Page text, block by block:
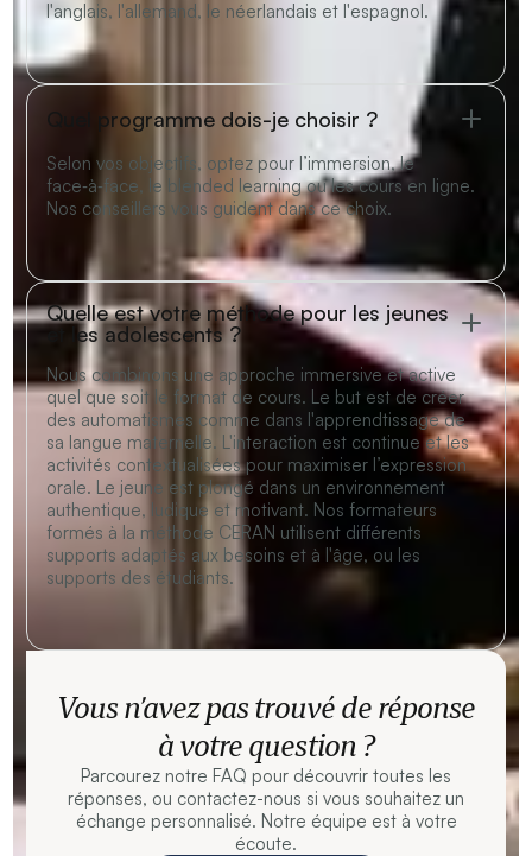
l'anglais, l'allemand, le néerlandais et l'espagnol.
Quel programme dois-je choisir ?
Selon vos objectifs, optez pour l’immersion, le
face‑à‑face, le blended learning ou les cours en ligne.
Nos conseillers vous guident dans ce choix.
Quelle est votre méthode pour les jeunes
et les adolescents ?
Nous combinons une approche immersive et active
quel que soit le format de cours. Le but est de créer
des automatismes comme dans l'apprendtissage de
sa langue maternelle. L'interaction est continue et les
activités contextualisées pour maximiser l’expression
orale. Le jeune est plongé dans un environnement
authentique, ludique et motivant. Nos formateurs
formés à la méthode CERAN utilisent différents
supports adaptés aux besoins et à l'âge, ou les
supports des étudiants.
Vous n’avez pas trouvé de réponse
à votre question ?
Parcourez notre FAQ pour découvrir toutes les
réponses, ou contactez-nous si vous souhaitez un
échange personnalisé. Notre équipe est à votre
écoute.